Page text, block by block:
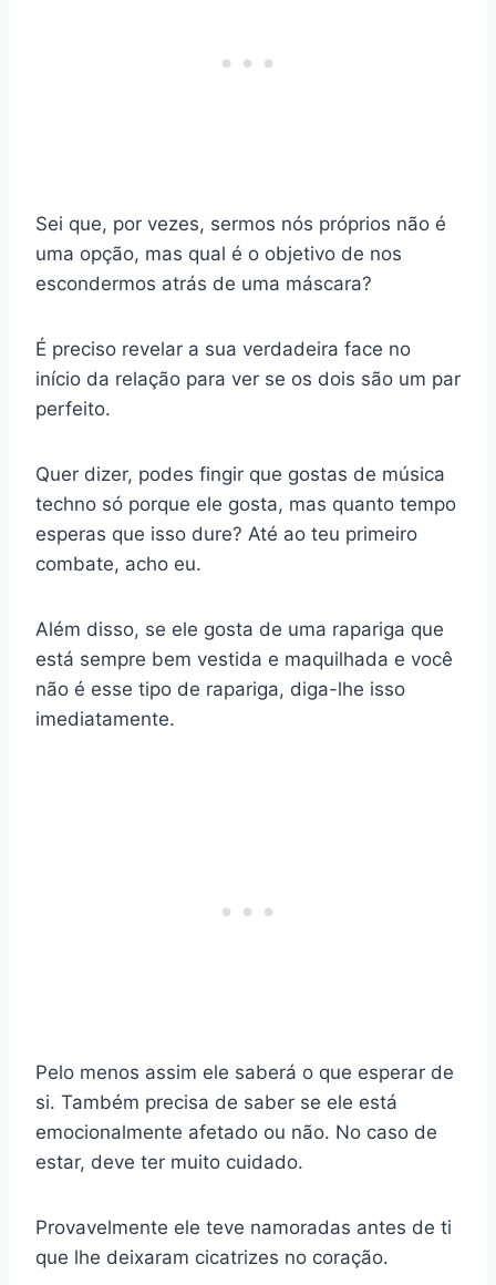
Sei que, por vezes, sermos nós próprios não é
uma opção, mas qual é o objetivo de nos
escondermos atrás de uma máscara?
É preciso revelar a sua verdadeira face no
início da relação para ver se os dois são um par
perfeito.
Quer dizer, podes fingir que gostas de música
techno só porque ele gosta, mas quanto tempo
esperas que isso dure? Até ao teu primeiro
combate, acho eu.
Além disso, se ele gosta de uma rapariga que
está sempre bem vestida e maquilhada e você
não é esse tipo de rapariga, diga-lhe isso
imediatamente.
Pelo menos assim ele saberá o que esperar de
si. Também precisa de saber se ele está
emocionalmente afetado ou não. No caso de
estar, deve ter muito cuidado.
Provavelmente ele teve namoradas antes de ti
que lhe deixaram cicatrizes no coração.